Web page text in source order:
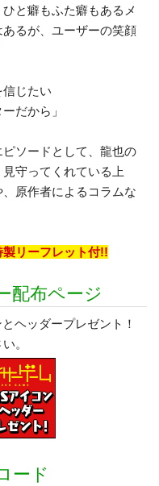
と癖もふた癖もあるメ
るが、ユーザーの笑顔
じたい
だから」
ソードとして、龍也の
守ってくれている上
原作者によるコラムな
リーフレット付!!
配布ページ
ヘッダープレゼント！
。
ード